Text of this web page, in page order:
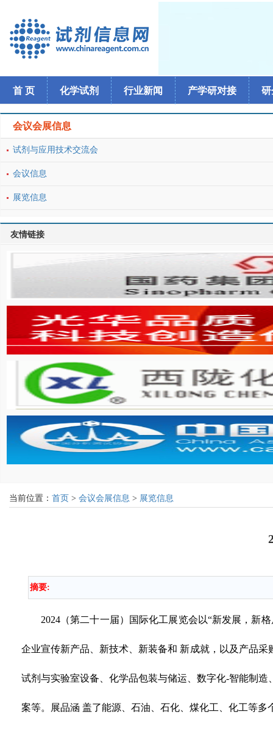
首 页 化学试剂 行业新闻 产学研对接 研
会议会展信息
试剂与应用技术交流会
会议信息
展览信息
友情链接
当前位置： 首页 > 会议会展信息 > 展览信息
摘要:
2024（第二十一届）国际化工展览会以“新发展，新
企业宣传新产品、新技术、新装备和 新成就，以及产品
试剂与实验室设备、化学品包装与储运、数字化-智能制
案等。展品涵 盖了能源、石油、石化、煤化工、化工等多